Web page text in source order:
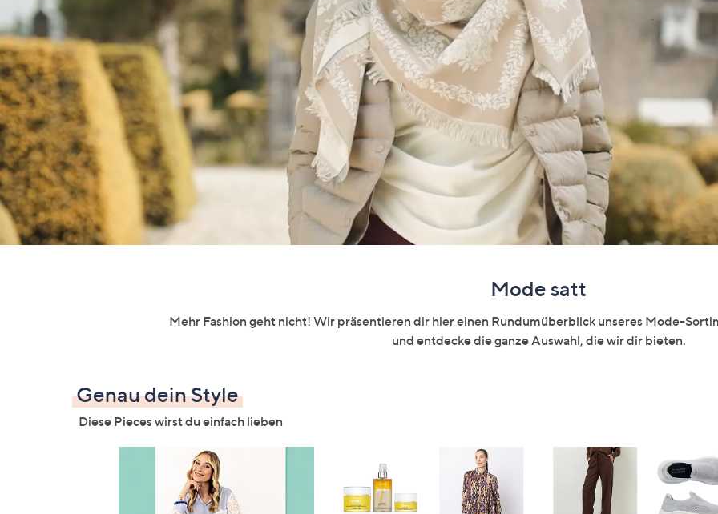
Sie
auf
Touch-
Geräten
nach
links
bzw.
rechts,
um
diese
anzuzeigen.
Mode satt
Mehr Fashion geht nicht! Wir präsentieren dir hier einen Rundumüberblick unseres Mode-
und entdecke die ganze Auswahl, die wir dir bieten.
Genau dein Style
Diese Pieces wirst du einfach lieben